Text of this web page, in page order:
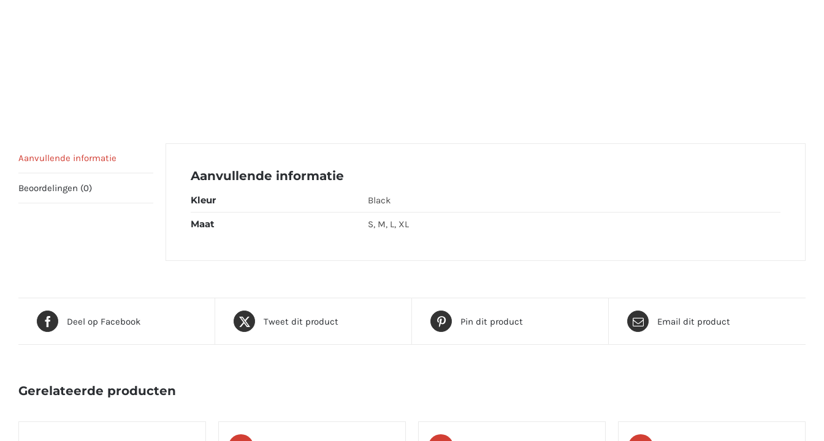
Aanvullende informatie
Beoordelingen (0)
Aanvullende informatie
Kleur Black
Maat S, M, L, XL
Deel op Facebook Tweet dit product Pin dit product Email dit product
Gerelateerde producten